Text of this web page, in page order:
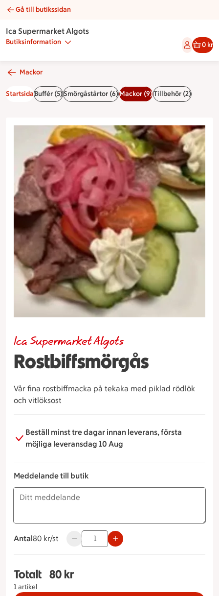
Rostbiffsmörgås | Catering Ica Supermarket Algots
Gå till butikssidan
Ica Supermarket Algots
Butiksinformation 0 kr
Mackor
StartsidaBuffér (5)Smörgåstårtor (6)Mackor (9)Tillbehör (2)
Rostbiffsmörgås
Ica Supermarket Algots
Vår fina rostbiffmacka på tekaka med piklad rödlök
och vitlöksost
Beställ minst tre dagar innan leverans, första
möjliga leveransdag 10 Aug
Meddelande till butik
Antal
80 kronor styck
80 kr/st Använd knapparna för att minska eller
Totalt
1 artikel
Totalt 1 stycken Rostbiffsmörgås, 80 kronor
80 kr